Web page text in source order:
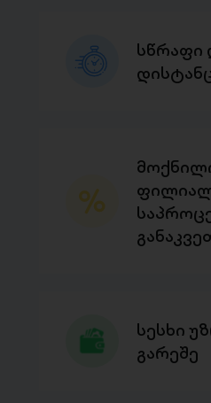
სწრაფი
სესხი
გარეშე